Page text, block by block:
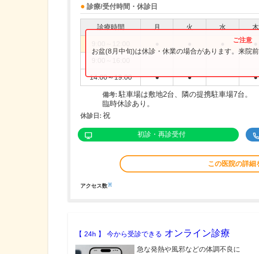
診療/受付時間・休診日
診療時間 月 火 水 木
14:00～19:00 ● ● ●
お盆(8月中旬)は休診・休業の場合があります。来院
備考: 駐車場は敷地2台、隣の提携駐車場7台。
臨時休診あり。
休診日: 祝
初診・再診受付
この医院の詳細
アクセス数※
【 24h 】 今から受診できる オンライン診療
急な発熱や風邪などの体調不良に